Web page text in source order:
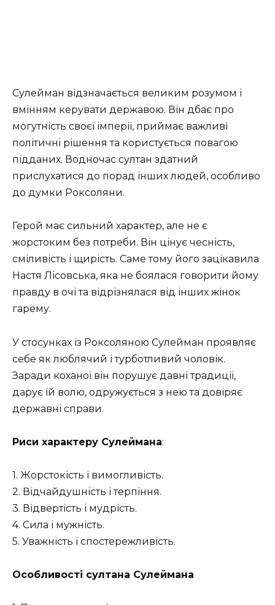
Сулейман відзначається великим розумом і
вмінням керувати державою. Він дбає про
могутність своєї імперії, приймає важливі
політичні рішення та користується повагою
підданих. Водночас султан здатний
прислухатися до порад інших людей, особливо
до думки Роксоляни.
Герой має сильний характер, але не є
жорстоким без потреби. Він цінує чесність,
сміливість і щирість. Саме тому його зацікавила
Настя Лісовська, яка не боялася говорити йому
правду в очі та відрізнялася від інших жінок
гарему.
У стосунках із Роксоляною Сулейман проявляє
себе як люблячий і турботливий чоловік.
Заради коханої він порушує давні традиції,
дарує їй волю, одружується з нею та довіряє
державні справи.
Риси характеру Сулеймана:
1. Жорстокість і вимогливість.
2. Відчайдушність і терпіння.
3. Відвертість і мудрість.
4. Сила і мужність.
5. Уважність і спостережливість.
Особливості султана Сулеймана